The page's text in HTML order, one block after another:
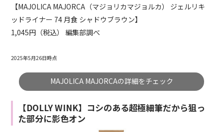
【MAJOLICA MAJORCA（マジョリカマジョルカ） ジェルリキ
ッドライナー 74 月食 シャドウブラウン】
1,045円（税込） 編集部調べ
2025年5月26日時点
MAJOLICA MAJORCAの詳細をチェック
【DOLLY WINK】コシのある超極細筆だから狙っ
た部分に影色オン